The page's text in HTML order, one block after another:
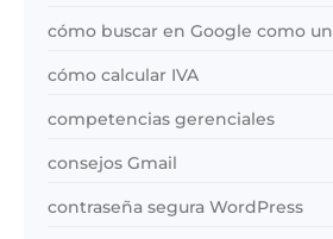
cómo buscar en Google como
cómo calcular IVA
competencias gerenciales
consejos Gmail
contraseña segura WordPress